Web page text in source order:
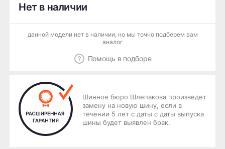
Нет в наличии
данной модели нет в наличии, но мы точно подберем вам
аналог
Помощь в подборе
Шинное бюро Шлепакова произведет
замену на новую шину, если в
течении 5 лет с даты с даты выпуска
шины будет выявлен брак.